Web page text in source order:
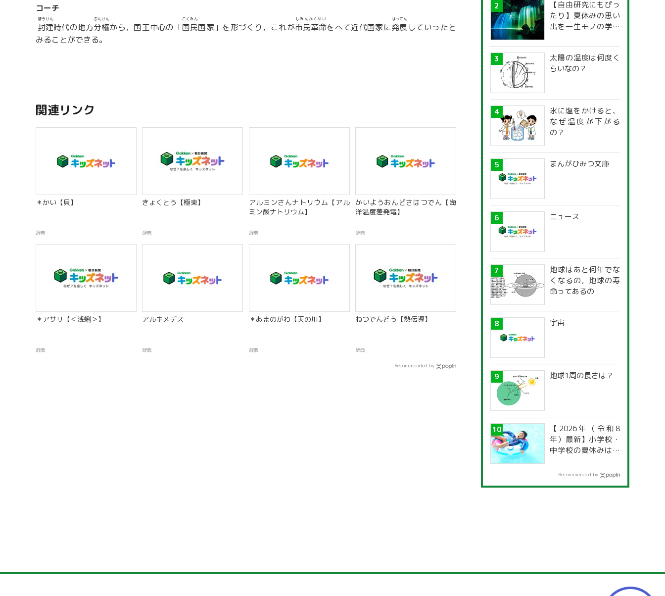
コーチ
封建
ほうけん
時代の地方分権
ぶんけん
から，国王中心の「国民
こくみん
国家」を形づくり，これが市民革命
しみんかくめい
をへて近代国家に発展
はってん
していったと
みることができる。
関連リンク
＊かい【貝】
辞典
きょくとう【極東】
辞典
アルミンさんナトリウム【アル
ミン酸ナトリウム】
辞典
かいようおんどさはつでん【海
洋温度差発電】
辞典
＊アサリ【＜浅蜊＞】
辞典
アルキメデス
辞典
＊あまのがわ【天の川】
辞典
ねつでんどう【熱伝導】
辞典
Recommended by
【自由研究にもぴっ
たり】夏休みの思い
出を一生モノの学び
探究ガイド
太陽の温度は何度く
らいなの？
氷に塩をかけると、
なぜ温度が下がる
の？
まんがひみつ文庫
ニュース
地球はあと何年でな
くなるの，地球の寿
命ってあるの
宇宙
地球1周の長さは？
【2026年（令和8
年）最新】小学校・
中学校の夏休みはい
道府県別「夏季休暇
Recommended by